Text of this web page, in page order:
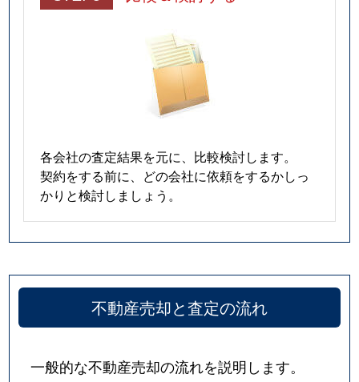
各会社の査定結果を元に、比較検討します。
契約をする前に、どの会社に依頼をするかしっ
かりと検討しましょう。
不動産売却と査定の流れ
一般的な不動産売却の流れを説明します。